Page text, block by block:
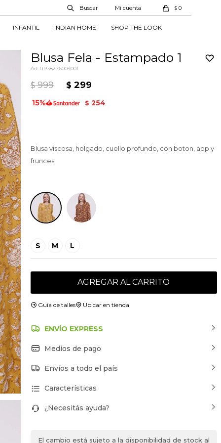
INFANTIL INDIAN HOME SHOP THE LOOK
$ 0
Blusa Fela - Estampado 1
01338276004001
$ 999 $ 299
$ 254
Blusa viscosa, holgado, cuello profundo, con boton, aop y
frunces
S M L
AGREGAR AL CARRITO
Guía de talles Ubicar en tienda
ENVÍO EXPRESS
Medios de pago
Envíos a todo el país
Características
¿Necesitás ayuda?
El cambio está sujeto a la disponibilidad de stock al